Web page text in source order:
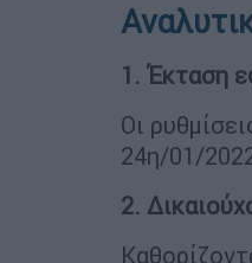
1. Έκταση
Οι
24η/01/
2.